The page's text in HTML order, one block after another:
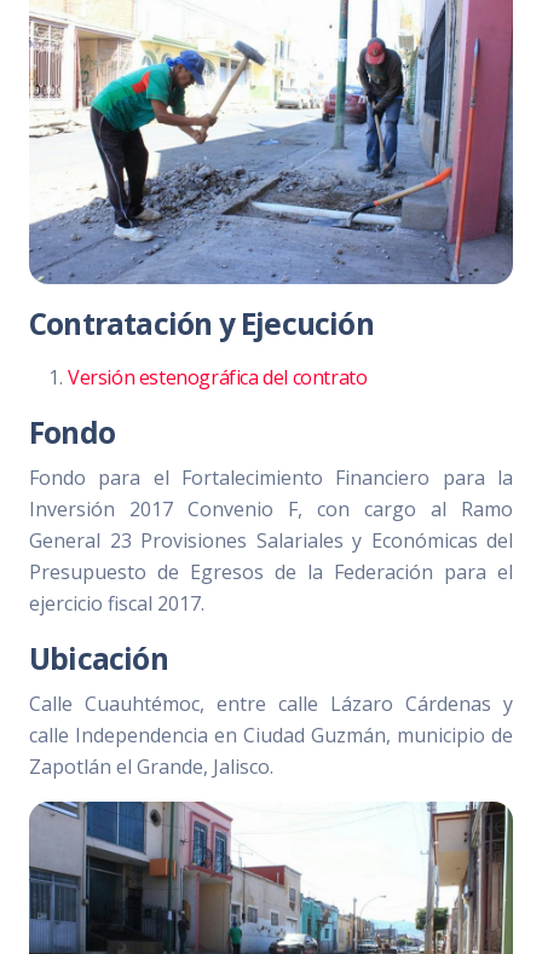
Contratación y Ejecución
Versión estenográfica del contrato
Fondo
Fondo para el Fortalecimiento Financiero para la
Inversión 2017 Convenio F, con cargo al Ramo
General 23 Provisiones Salariales y Económicas del
Presupuesto de Egresos de la Federación para el
ejercicio fiscal 2017.
Ubicación
Calle Cuauhtémoc, entre calle Lázaro Cárdenas y
calle Independencia en Ciudad Guzmán, municipio de
Zapotlán el Grande, Jalisco.